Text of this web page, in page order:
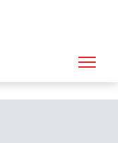
Białystok, Wyszyńskiego